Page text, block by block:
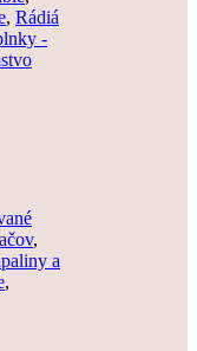
, Rádiá
-
,
a
,